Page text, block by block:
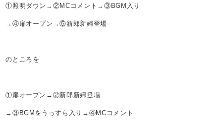
①照明ダウン→②MCコメント→③BGM入り
→④扉オープン→⑤新郎新婦登場
のところを
①扉オープン→②新郎新婦登場
→③BGMをうっすら入り→④MCコメント